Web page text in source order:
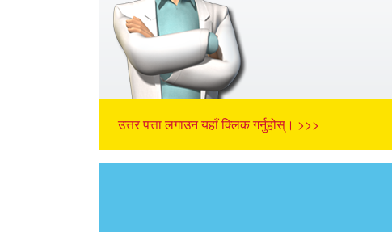
उत्तर पत्ता लगाउन यहाँ क्लिक गर्नुहोस्। >>>